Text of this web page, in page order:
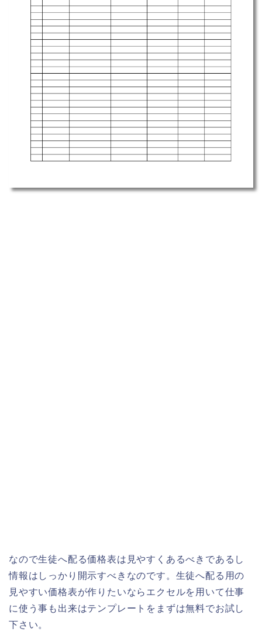
なので生徒へ配る価格表は見やすくあるべきであるし
情報はしっかり開示すべきなのです。生徒へ配る用の
見やすい価格表が作りたいならエクセルを用いて仕事
に使う事も出来はテンプレートをまずは無料でお試し
下さい。